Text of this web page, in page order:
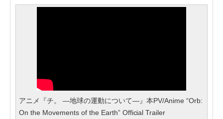
アニメ『チ。 ―地球の運動について―』本PV/Anime “Orb:
On the Movements of the Earth” Official Trailer